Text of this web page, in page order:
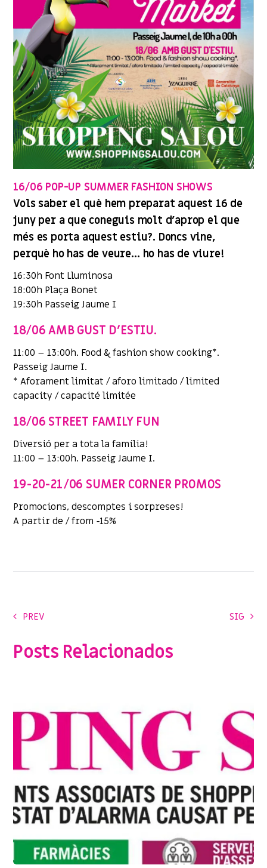
16/06 POP-UP SUMMER FASHION SHOWS
Vols saber el què hem preparat aquest 16 de
juny per a que coneguis molt d’aprop el que
més es porta aquest estiu?. Doncs vine,
perquè ho has de veure… ho has de viure!
16:30h Font Lluminosa
18:00h Plaça Bonet
19:30h Passeig Jaume I
18/06 AMB GUST D’ESTIU.
11:00 – 13:00h. Food & fashion show cooking*.
Passeig Jaume I.
* Aforament limitat / aforo limitado / limited
capacity / capacité limitée
18/06 STREET FAMILY FUN
Diversió per a tota la família!
11:00 – 13:00h. Passeig Jaume I.
19-20-21/06 SUMER CORNER PROMOS
Promocions, descomptes i sorpreses!
A partir de / from -15%
PREV SIG
Posts Relacionados